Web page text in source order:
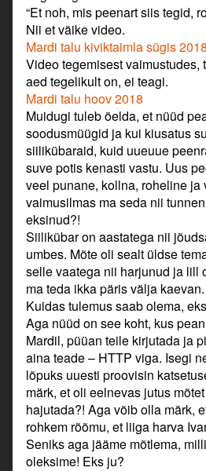
“Et noh, mis peenart siis tegid,
Nii et väike video.
Mardi talu kiviktaimla sügis 2018
Video tegemisest
aed tegelikult on, ei teagi.
Mardi talu hoov 2018
Muidugi tuleb öelda, et nüüd
soodusmüügid ja kui kiusatus
siilikübaraid, kuid uueuue
suve potis kenasti vastu. Uus
veel punane, kollna, roheline
vaimusilmas ma seda nii
eksinud?!
Siilikübar on aastatega nii
umbes. Mõte oli sealt üldse
selle vaatega nii harjunud ja lill
ma teda ikka päris välja
Kuidas tulemus saab olema,
Aga nüüd on see koht, kus
Mardil, püüan teile kirjutada ja
aina teade – HTTP viga. Isegi
lõpuks uuesti proovisin
märk, et oli eelnevas jutus
hajutada?! Aga võib olla märk,
rohkem rõõmu, et liiga harva
Seniks aga jääme mõtlema,
oleksime! Eks ju?